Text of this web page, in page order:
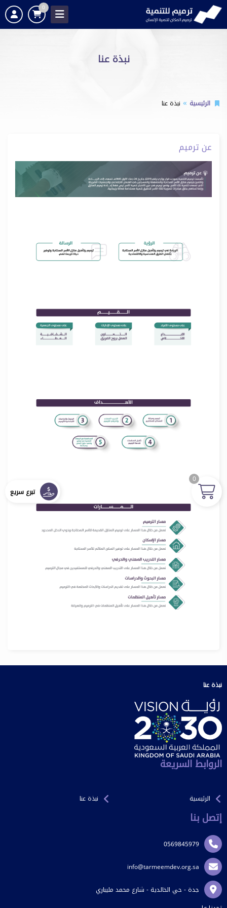
0
نبذة عنا
الرئيسية نبذة عنا
عن ترميم
نبذة عنا
الروابط السريعة
الرئيسية نبذة عنا
إتصل بنا
0569845979
info@tarmeemdev.org.sa
جدة - حي الخالدية - شارع محمد مليباري
تبرع سريع
0